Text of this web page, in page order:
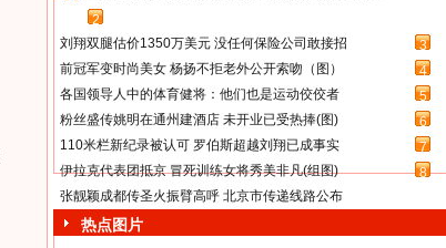
2
刘翔双腿估价1350万美元 没任何保险公司敢接招
3
前冠军变时尚美女 杨扬不拒老外公开索吻（图）
4
各国领导人中的体育健将：他们也是运动佼佼者
5
粉丝盛传姚明在通州建酒店 未开业已受热捧(图)
6
110米栏新纪录被认可 罗伯斯超越刘翔已成事实
7
伊拉克代表团抵京 冒死训练女将秀美非凡(组图)
8
张靓颖成都传圣火振臂高呼 北京市传递线路公布
热点图片